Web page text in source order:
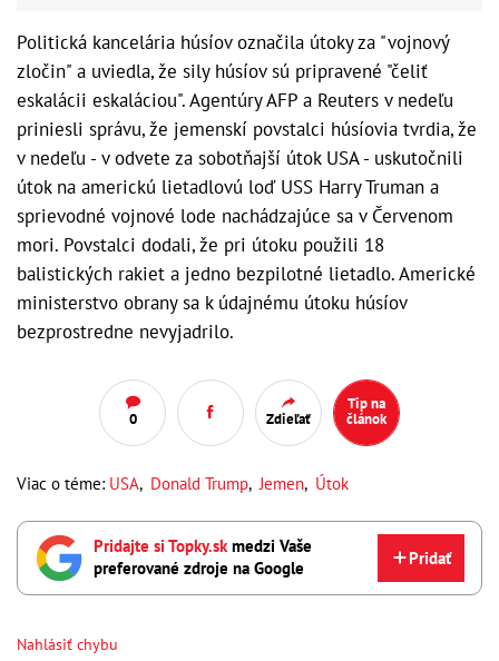
Politická kancelária húsíov označila útoky za "vojnový
zločin" a uviedla, že sily húsíov sú pripravené "čeliť
eskalácii eskaláciou". Agentúry AFP a Reuters v nedeľu
priniesli správu, že jemenskí povstalci húsíovia tvrdia, že
v nedeľu - v odvete za sobotňajší útok USA - uskutočnili
útok na americkú lietadlovú loď USS Harry Truman a
sprievodné vojnové lode nachádzajúce sa v Červenom
mori. Povstalci dodali, že pri útoku použili 18
balistických rakiet a jedno bezpilotné lietadlo. Americké
ministerstvo obrany sa k údajnému útoku húsíov
bezprostredne nevyjadrilo.
0 Zdieľať
Tip na
článok
Viac o téme: USA, Donald Trump,Jemen, Útok
Pridajte si Topky.skmedzi Vaše
preferované zdroje na Google
Pridať
Nahlásiť chybu